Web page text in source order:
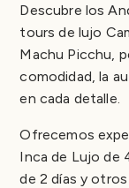
Descubre los
tours de lujo
Machu Picchu,
comodidad, la
en cada detalle.
Ofrecemos
Inca de Lujo de
de 2 días y